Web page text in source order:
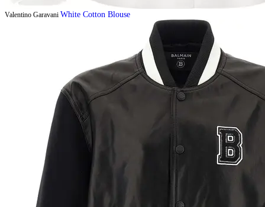
Valentino Garavani White Cotton Blouse